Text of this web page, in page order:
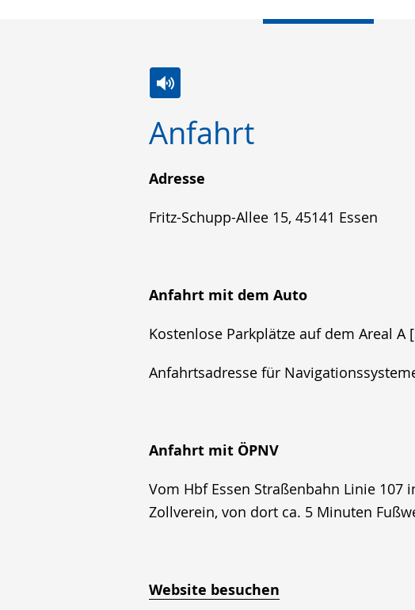
Anfahrt
Adresse
Fritz-Schupp-Allee 15, 45141 Essen
Anfahrt mit dem Auto
Kostenlose Parkplätze auf dem Areal A
Anfahrtsadresse für
Anfahrt mit ÖPNV
Vom Hbf Essen Straßenbahn Linie
Zollverein, von dort ca. 5 Minuten
Website besuchen
Leichten
wechseln.
Audio-
Video
Deutscher
wird